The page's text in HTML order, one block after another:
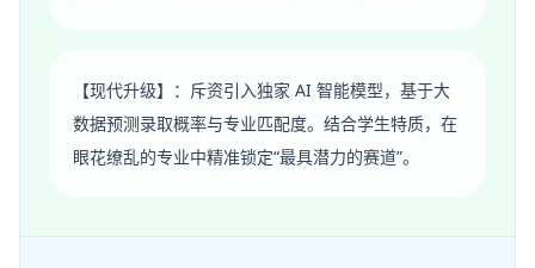
【现代升级】：斥资引入独家 AI 智能模型，基于大
数据预测录取概率与专业匹配度。结合学生特质，在
眼花缭乱的专业中精准锁定“最具潜力的赛道”。